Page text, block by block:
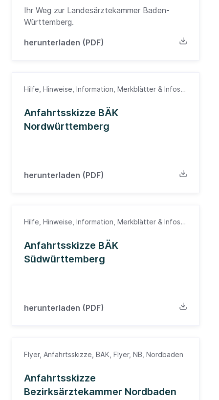
Ihr Weg zur Landesärztekammer Baden-
Württemberg.
herunterladen (PDF)
Hilfe, Hinweise, Information, Merkblätter & Infos,
Anfahrtsskizze BÄK
Nordwürttemberg
herunterladen (PDF)
Hilfe, Hinweise, Information, Merkblätter & Infos,
Wegbeschreibung
Anfahrtsskizze BÄK
Südwürttemberg
herunterladen (PDF)
Flyer, Anfahrtsskizze, BÄK, Flyer, NB, Nordbaden
Anfahrtsskizze
Bezirksärztekammer Nordbaden